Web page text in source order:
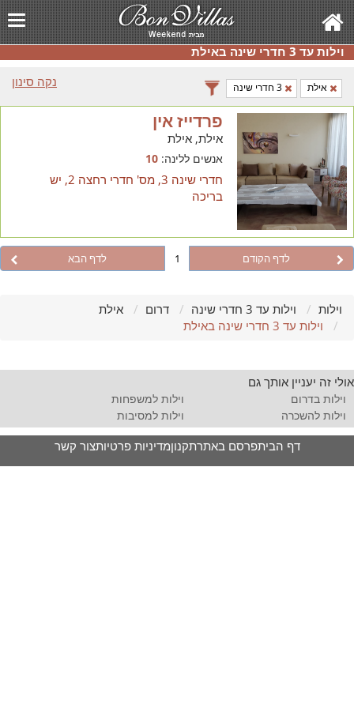
וילות עד 3 חדרי שינה באילת
נקה סינון
אילת 3 חדרי שינה
פרדייז אין
אילת, אילת
אנשים ללינה:10
חדרי שינה 3, מס' חדרי רחצה 2, יש
בריכה
לדף הקודם 1 לדף הבא
וילות וילות עד 3 חדרי שינה דרום
אילת
וילות עד 3 חדרי שינה באילת
אולי זה יעניין אותך גם
וילות בדרום
וילות למשפחות
וילות להשכרה
וילות למסיבות
דף הביתפרסם באתרתקנוןמדיניות פרטיותצור קשר